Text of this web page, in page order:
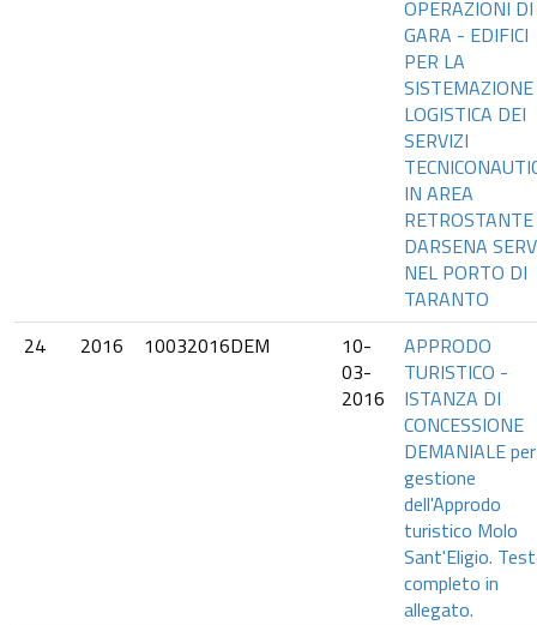
OPERAZIONI DI
GARA - EDIFICI
PER LA
SISTEMAZIONE
LOGISTICA DEI
SERVIZI
IN AREA
DARSENA
NEL PORTO DI
TARANTO
24
2016 10032016DEM
10-
03-
2016
APPRODO
TURISTICO -
ISTANZA DI
CONCESSIONE
DEMANIALE
gestione
dell'Approdo
turistico Molo
Sant'Eligio.
completo in
allegato.